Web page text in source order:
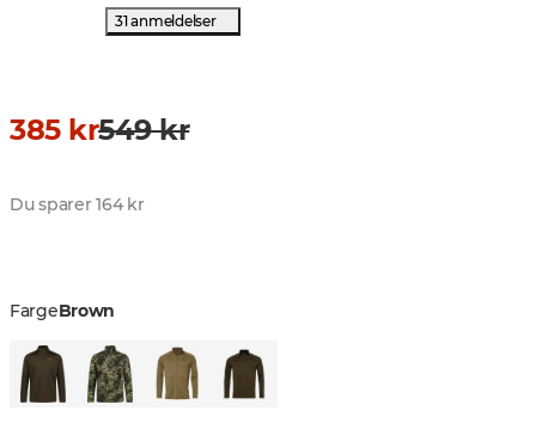
31 anmeldelser
385 kr549 kr
Du sparer 164 kr
FargeBrown